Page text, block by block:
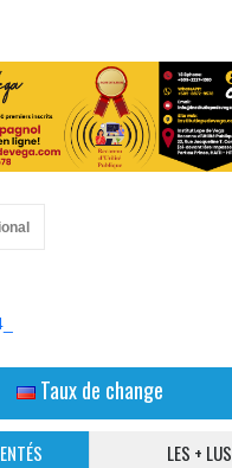
Taux de change
LES + LUS